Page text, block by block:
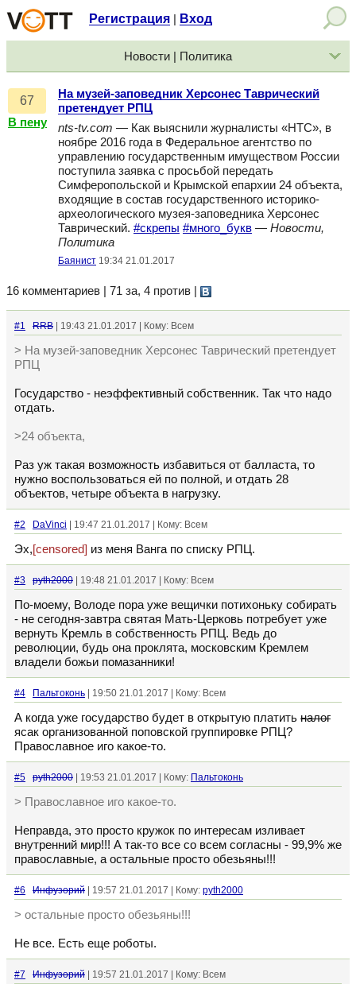
Регистрация Вход
Новости | Политика
67
В пену
На музей-заповедник Херсонес Таврический
претендует РПЦ
nts-tv.com — Как выяснили журналисты «НТС», в
ноябре 2016 года в Федеральное агентство по
управлению государственным имуществом России
поступила заявка с просьбой передать
Симферопольской и Крымской епархии 24 объекта,
входящие в состав государственного историко-
археологического музея-заповедника Херсонес
Таврический. #скрепы #много_букв — Новости,
Политика
Баянист 19:34 21.01.2017
16 комментариев | 71 за, 4 против
#1 RRB | 19:43 21.01.2017 | Кому: Всем
> На музей-заповедник Херсонес Таврический претендует
РПЦ
Государство - неэффективный собственник. Так что надо
отдать.
>24 объекта,
Раз уж такая возможность избавиться от балласта, то
нужно воспользоваться ей по полной, и отдать 28
объектов, четыре объекта в нагрузку.
#2 DaVinci | 19:47 21.01.2017 | Кому: Всем
Эх,[censored] из меня Ванга по списку РПЦ.
#3 pyth2000 | 19:48 21.01.2017 | Кому: Всем
По-моему, Володе пора уже вещички потихоньку собирать
- не сегодня-завтра святая Мать-Церковь потребует уже
вернуть Кремль в собственность РПЦ. Ведь до
революции, будь она проклята, московским Кремлем
владели божьи помазанники!
#4 Пальтоконь | 19:50 21.01.2017 | Кому: Всем
А когда уже государство будет в открытую платить налог
ясак организованной поповской группировке РПЦ?
Православное иго какое-то.
#5 pyth2000 | 19:53 21.01.2017 | Кому: Пальтоконь
> Православное иго какое-то.
Неправда, это просто кружок по интересам изливает
внутренний мир!!! А так-то все со всем согласны - 99,9% же
православные, а остальные просто обезьяны!!!
#6 Инфузорий | 19:57 21.01.2017 | Кому: pyth2000
> остальные просто обезьяны!!!
Не все. Есть еще роботы.
#7 Инфузорий | 19:57 21.01.2017 | Кому: Всем